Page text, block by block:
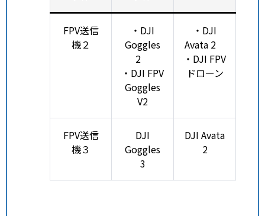
FPV送信
機２
・DJI
Goggles
2
・DJI FPV
Goggles
V2
・DJI
Avata 2
・DJI FPV
ドローン
FPV送信
機３
DJI
Goggles
3
DJI Avata
2